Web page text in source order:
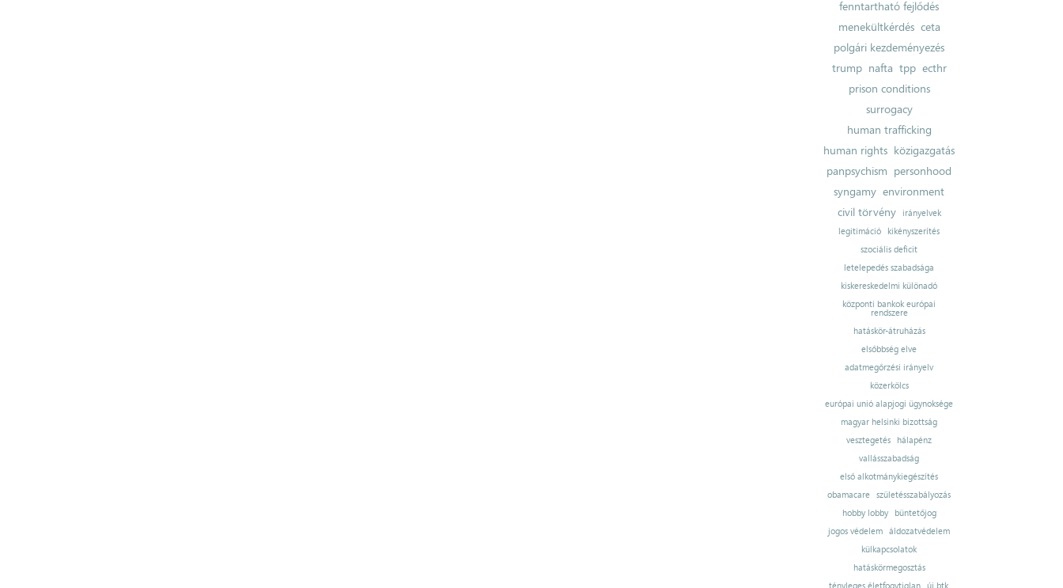
fenntartható fejlődés
menekültkérdés ceta
polgári kezdeményezés
trump nafta tpp ecthr
prison conditions
surrogacy
human trafficking
human rights közigazgatás
panpsychism personhood
syngamy environment
civil törvény
irányelvek
legitimáció
kikényszerítés
szociális deficit
letelepedés szabadsága
kiskereskedelmi különadó
központi bankok európai
rendszere
hatáskör-átruházás
elsőbbség elve
adatmegőrzési irányelv
közerkölcs
európai unió alapjogi ügynoksége
magyar helsinki bizottság
vesztegetés
hálapénz
vallásszabadság
első alkotmánykiegészítés
obamacare
születésszabályozás
hobby lobby
büntetőjog
jogos védelem
áldozatvédelem
külkapcsolatok
hatáskörmegosztás
tényleges életfogytiglan új btk.